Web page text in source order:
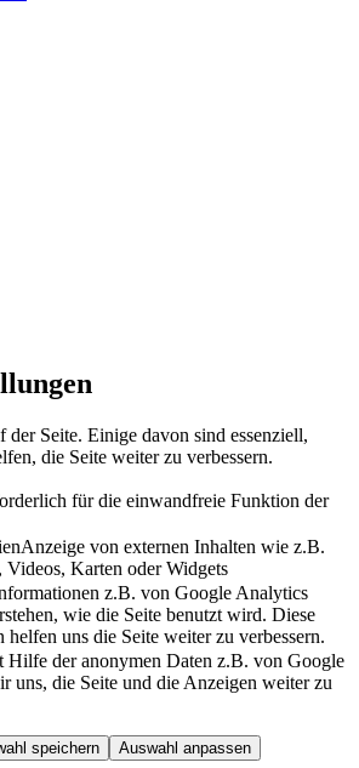
der Seite. Einige davon sind essenziell,
die Seite weiter zu verbessern.
für die einwandfreie Funktion der
Anzeige von externen Inhalten wie z.B.
Karten oder Widgets
z.B. von Google Analytics
wie die Seite benutzt wird. Diese
helfen uns die Seite weiter zu verbessern.
Hilfe der anonymen Daten z.B. von Google
uns, die Seite und die Anzeigen weiter zu
speichern Auswahl anpassen